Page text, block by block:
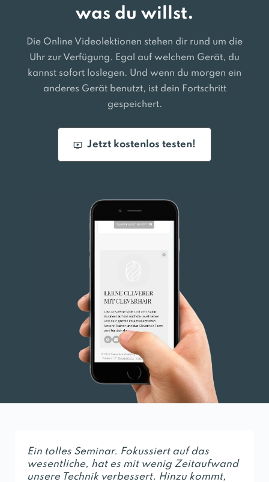
was du willst.
Die Online Videolektionen stehen dir rund um die
Uhr zur Verfügung. Egal auf welchem Gerät, du
kannst sofort loslegen. Und wenn du morgen ein
anderes Gerät benutzt, ist dein Fortschritt
gespeichert.
Jetzt kostenlos testen!
Ein tolles Seminar. Fokussiert auf das
wesentliche, hat es mit wenig Zeitaufwand
unsere Technik verbessert. Hinzu kommt,